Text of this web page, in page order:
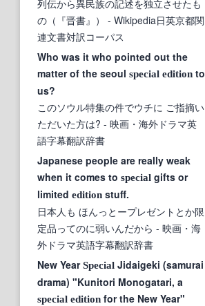
列伝から異民族の記述を独立させたも
の（『晋書』）
- Wikipedia日英京都関
連文書対訳コーパス
Who was it who pointed out the
matter of the seoul special edition to
us?
このソウル特集の件でウチに ご指摘い
ただいた方は? - 映画・海外ドラマ英
語字幕翻訳辞書
Japanese people are really weak
when it comes to special gifts or
limited edition stuff.
日本人も ほんっとープレゼントとか限
定品ってのに弱いんだから - 映画・海
外ドラマ英語字幕翻訳辞書
New YearSpecial Jidaigeki (samurai
drama) "Kunitori Monogatari, a
special edition for the New Year"